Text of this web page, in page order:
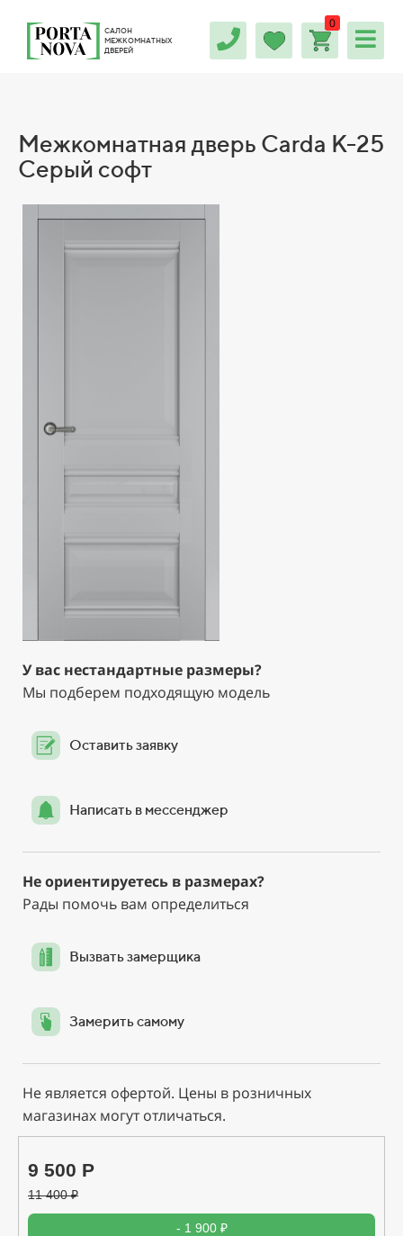
САЛОН
МЕЖКОМНАТНЫХ
ДВЕРЕЙ
0
Межкомнатная дверь Carda К-25
Серый софт
У вас нестандартные размеры?
Мы подберем подходящую модель
Оставить заявку
Написать в мессенджер
Не ориентируетесь в размерах?
Рады помочь вам определиться
Вызвать замерщика
Замерить самому
Не является офертой. Цены в розничных
магазинах могут отличаться.
9 500 Р
11 400₽
- 1 900 ₽